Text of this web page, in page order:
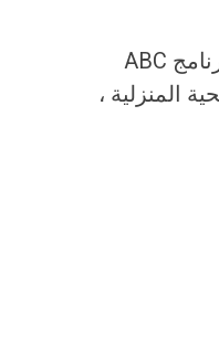
معتمد للصحة المنزلية ، برنامج ABC
المنزلية ،